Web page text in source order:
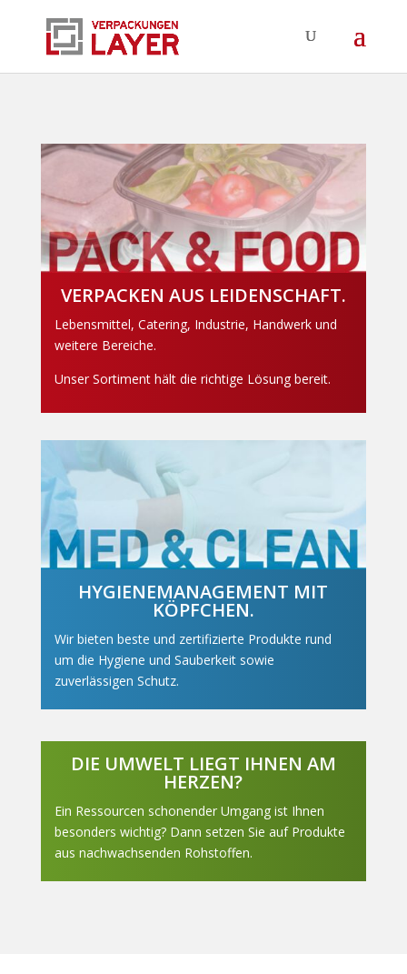
VERPACKEN AUS LEIDENSCHAFT.
Lebensmittel, Catering, Industrie, Handwerk und
weitere Bereiche.
Unser Sortiment hält die richtige Lösung bereit.
HYGIENEMANAGEMENT MIT
KÖPFCHEN.
Wir bieten beste und zertifizierte Produkte rund
um die Hygiene und Sauberkeit sowie
zuverlässigen Schutz.
DIE UMWELT LIEGT IHNEN AM
HERZEN?
Ein Ressourcen schonender Umgang ist Ihnen
besonders wichtig? Dann setzen Sie auf Produkte
aus nachwachsenden Rohstoffen.